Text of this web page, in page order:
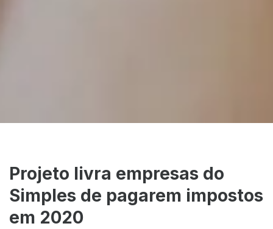
Projeto livra empresas do
Simples de pagarem impostos
em 2020